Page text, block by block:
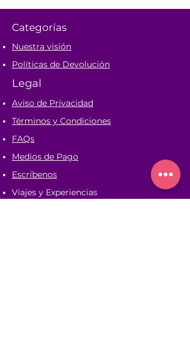
Categorías
Nuestra visión
Políticas de Devolución
Legal
Aviso de Privacidad
Términos y Condiciones
FAQs
Medios de Pago
Escríbenos
Viajes y Experiencias